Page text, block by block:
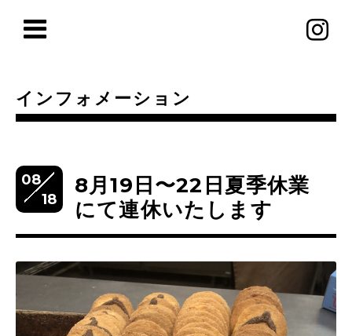
インフォメーション
08
18
8月19日〜22日夏季休業
にて連休いたします